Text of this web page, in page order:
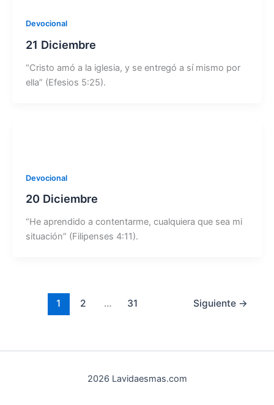
Devocional
21 Diciembre
“Cristo amó a la iglesia, y se entregó a sí mismo por
ella” (Efesios 5:25).
Devocional
20 Diciembre
“He aprendido a contentarme, cualquiera que sea mi
situación” (Filipenses 4:11).
1 2 … 31 Siguiente →
2026 Lavidaesmas.com